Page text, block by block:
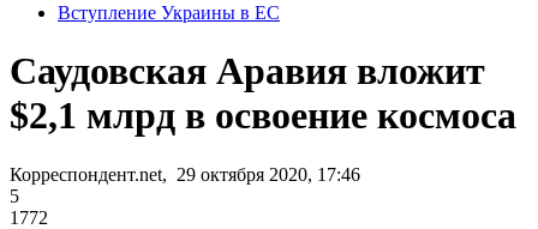
Вступление Украины в ЕС
Саудовская Аравия вложит
$2,1 млрд в освоение космоса
Корреспондент.net, 29 октября 2020, 17:46
5
1772